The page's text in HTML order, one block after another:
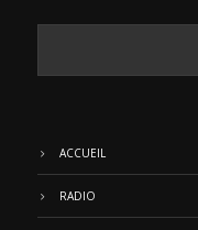
ACCUEIL
RADIO